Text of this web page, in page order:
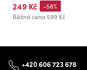
249 Kč
Běžná cena599 Kč
-58%
+420 606 723 678